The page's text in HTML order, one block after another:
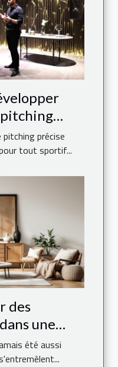
pitching précise
tout sportif...
des
une
?été aussi